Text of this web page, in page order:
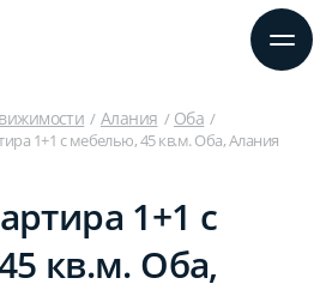
Алания
Оба
1+1 с мебелью, 45 кв.м. Оба, Алания
1+1 с
кв.м. Оба,